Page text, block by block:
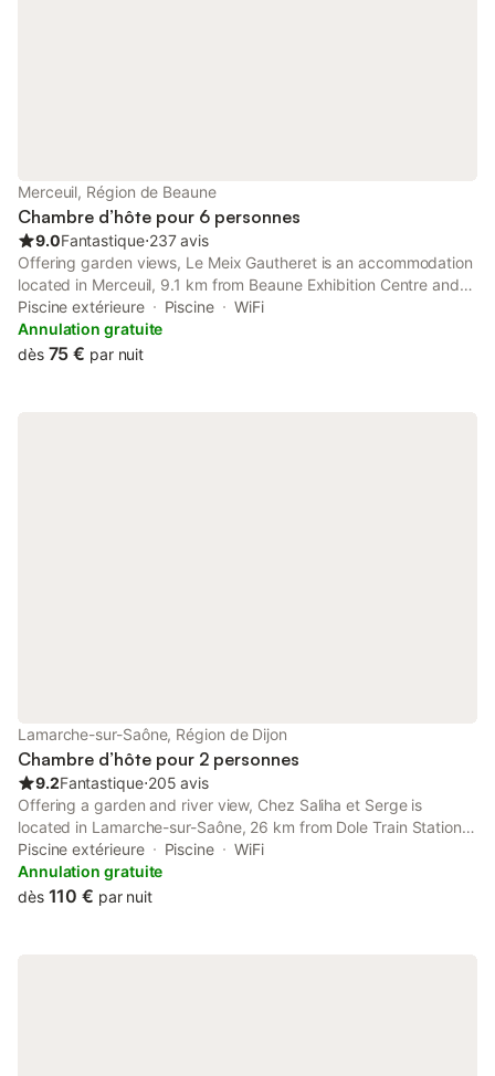
Merceuil, Région de Beaune
Chambre d’hôte pour 6 personnes
9.0Fantastique⋅237 avis
Offering garden views, Le Meix Gautheret is an accommodation
located in Merceuil, 9.1 km from Beaune Exhibition Centre and
9.4 km from Hospices Civils de Beaune. This bed and breakfast
features a private pool, a garden and free private parking.
Piscine extérieure Piscine
WiFi
Annulation gratuite
dès 75 € par nuit
Lamarche-sur-Saône, Région de Dijon
Chambre d’hôte pour 2 personnes
9.2Fantastique⋅205 avis
Offering a garden and river view, Chez Saliha et Serge is
located in Lamarche-sur-Saône, 26 km from Dole Train Station
and 29 km from Quetigny Centre Tramway Station. This
property offers access to a terrace, free private parking and
free WiFi.
Piscine extérieure Piscine
WiFi
Annulation gratuite
dès 110 € par nuit